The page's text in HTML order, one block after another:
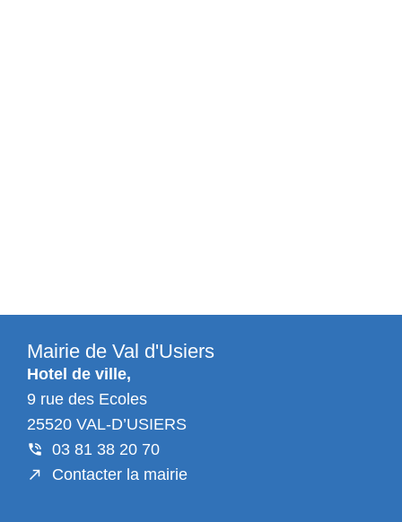
Mairie de Val d'Usiers
Hotel de ville,
9 rue des Ecoles
25520 VAL-D’USIERS
03 81 38 20 70
Contacter la mairie